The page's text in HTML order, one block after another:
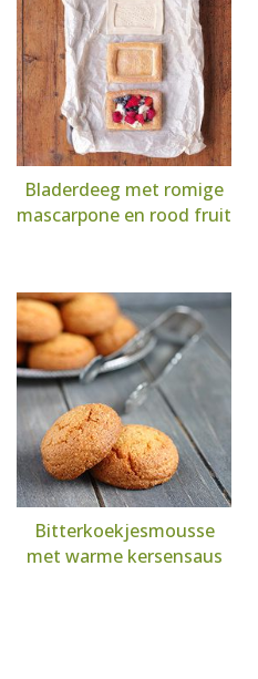
Bladerdeeg met romige
mascarpone en rood fruit
Bitterkoekjesmousse
met warme kersensaus